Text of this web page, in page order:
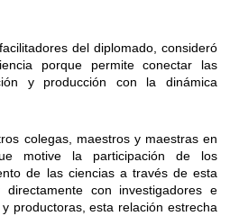
del diplomado, consideró
porque permite conectar las
y producción con la dinámica
colegas, maestros y maestras en
motive la participación de los
de las ciencias a través de esta
con investigadores e
productoras, esta relación estrecha